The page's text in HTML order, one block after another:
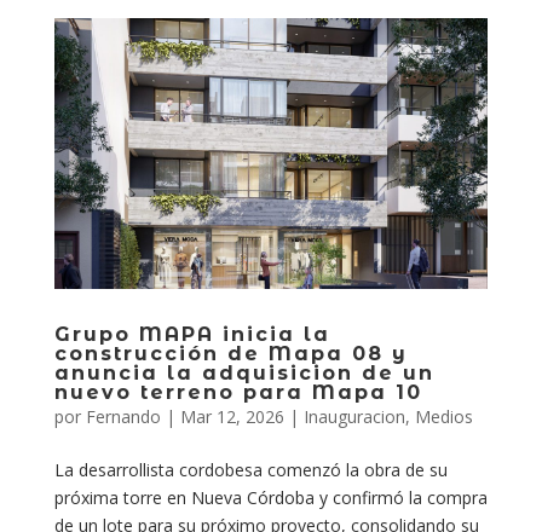
Grupo MAPA inicia la
construcción de Mapa 08 y
anuncia la adquisicion de un
nuevo terreno para Mapa 10
por Fernando | Mar 12, 2026 | Inauguracion, Medios
La desarrollista cordobesa comenzó la obra de su
próxima torre en Nueva Córdoba y confirmó la compra
de un lote para su próximo proyecto, consolidando su